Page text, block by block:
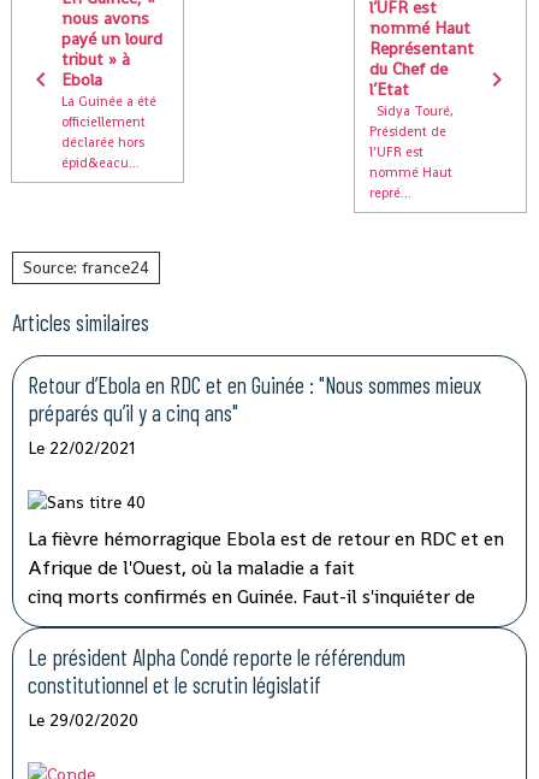
nous avons
payé un lourd
tribut » à
Ebola
La Guinée a été
officiellement
déclarée hors
épid&eacu...
l’UFR est
nommé Haut
Représentant
du Chef de
l’Etat
Sidya Touré,
Président de
l’UFR est
nommé Haut
repré...
Source: france24
Articles similaires
Retour d’Ebola en RDC et en Guinée : "Nous sommes mieux
préparés qu’il y a cinq ans"
Le 22/02/2021
La fièvre hémorragique Ebola est de retour en RDC et en
Afrique de l'Ouest, où la maladie a fait
cinq morts confirmés en Guinée. Faut-il s'inquiéter de
cette nouvelle flambée de cas ? Comment s'organise la
riposte des autorités ? Éléments de réponse avec John
Johnson, référent vaccination et réponse aux épidémies
pour Médecins Sans Frontières (MSF).
Le président Alpha Condé reporte le référendum
constitutionnel et le scrutin législatif
Le 29/02/2020